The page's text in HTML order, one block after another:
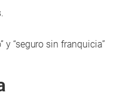
y “seguro sin franquicia”